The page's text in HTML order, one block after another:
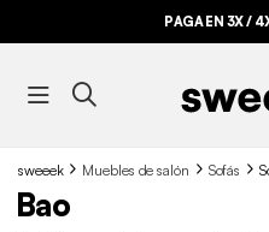
PAGA EN 3X /
sweeek Muebles de salón Sofás
Bao